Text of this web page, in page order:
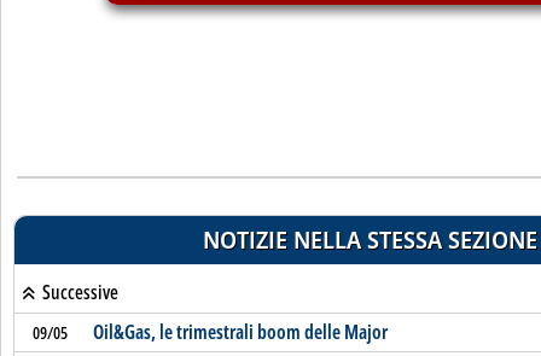
NOTIZIE NELLA STESSA SEZIONE
Successive
09/05 Oil&Gas, le trimestrali boom delle Major